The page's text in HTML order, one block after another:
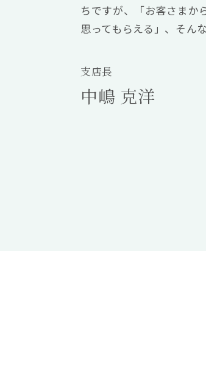
ちですが、「お客さまか
思ってもらえる」、そん
支店長
中嶋 克洋